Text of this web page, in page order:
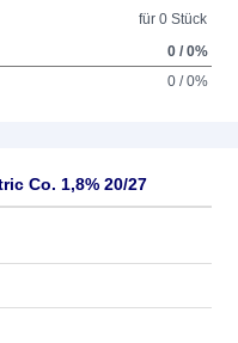
für 0 Stück
0 / 0%
0 / 0%
Co. 1,8% 20/27